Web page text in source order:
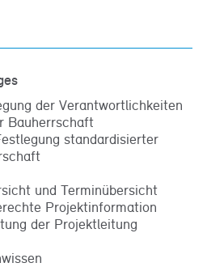
der Verantwortlichkeiten
Bauherrschaft
standardisierter
und Terminübersicht
Projektinformation
der Projektleitung